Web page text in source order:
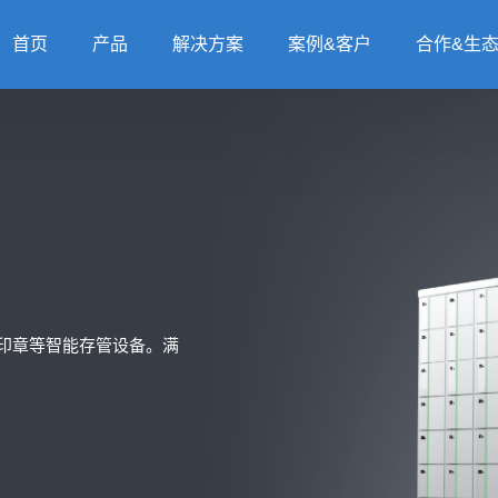
首页 产品 解决方案 案例&客户 合作&生
章等智能存管设备。满